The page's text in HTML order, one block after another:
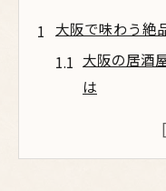
大阪で味わう絶
大阪の居酒
は
梅田エリア